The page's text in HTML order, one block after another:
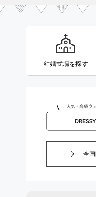
結婚式場を探す
全